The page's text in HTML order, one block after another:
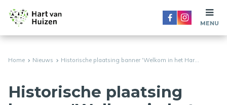
Home Nieuws Historische plaatsing banner 'Welkom in het Har...
Historische plaatsing
MENU